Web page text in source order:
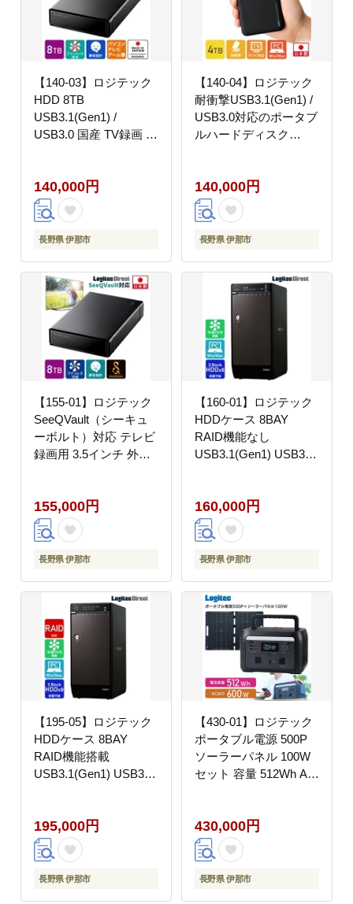
【140-03】ロジテック
HDD 8TB
USB3.1(Gen1) /
USB3.0 国産 TV録画 省
EN80U3WS】
140,000円
長野県 伊那市
【140-04】ロジテック
耐衝撃USB3.1(Gen1) /
USB3.0対応のポータブ
ルハードディスク
PBM40U3BK】
140,000円
長野県 伊那市
【155-01】ロジテック
SeeQVault（シーキュ
ーボルト）対応 テレビ
録画用 3.5インチ 外付
ENB080U3QW】
155,000円
長野県 伊那市
【160-01】ロジテック
HDDケース 8BAY
RAID機能なし
USB3.1(Gen1) USB3.0
160,000円
長野県 伊那市
【195-05】ロジテック
HDDケース 8BAY
RAID機能搭載
USB3.1(Gen1) USB3.0
195,000円
長野県 伊那市
【430-01】ロジテック
ポータブル電源 500P
ソーラーパネル 100W
セット 容量 512Wh AC
SP100DLNV】
430,000円
長野県 伊那市